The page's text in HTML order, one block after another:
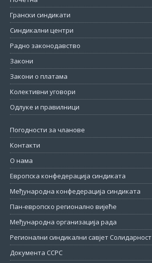
Грански синдикати
Синдикални центри
Радно законодавство
Закони
Закони о платама
Колективни уговори
Одлуке и правилници
Погодности за чланове
Контакти
О нама
Европска конфедерација синдиката
Међународна конфедерација синдиката
Пан-европско регионално вијеће
Међународна организација рада
Регионални синдикални савјет Солидарност
Документа ССРС